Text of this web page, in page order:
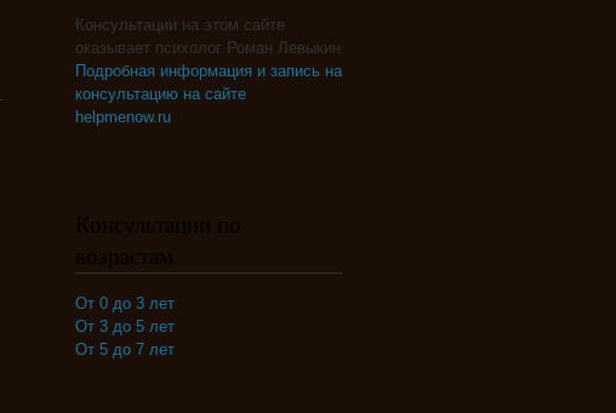
Консультации на этом сайте
оказывает психолог Роман Левыкин
Подробная информация и запись на
консультацию на сайте
helpmenow.ru
Консультации по
возрастам
От 0 до 3 лет
От 3 до 5 лет
От 5 до 7 лет